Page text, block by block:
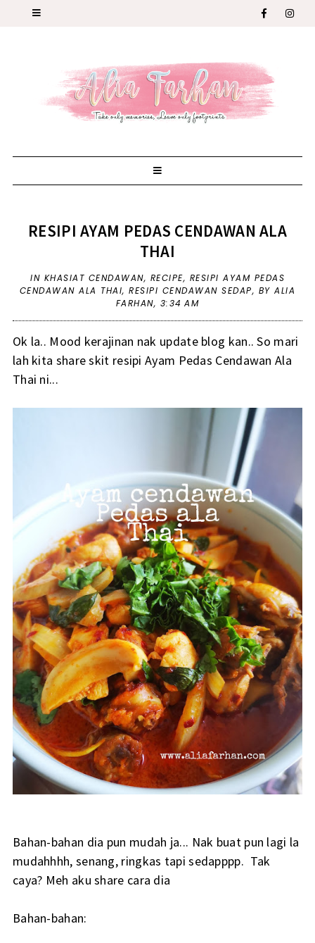
RESIPI AYAM PEDAS CENDAWAN ALA
THAI
IN KHASIAT CENDAWAN, RECIPE, RESIPI AYAM PEDAS
CENDAWAN ALA THAI,RESIPI CENDAWAN SEDAP, BY ALIA
FARHAN, 3:34 AM
Ok la.. Mood kerajinan nak update blog kan.. So mari
lah kita share skit resipi Ayam Pedas Cendawan Ala
Thai ni...
Bahan-bahan dia pun mudah ja... Nak buat pun lagi la
mudahhhh, senang, ringkas tapi sedapppp. Tak
caya? Meh aku share cara dia
Bahan-bahan: